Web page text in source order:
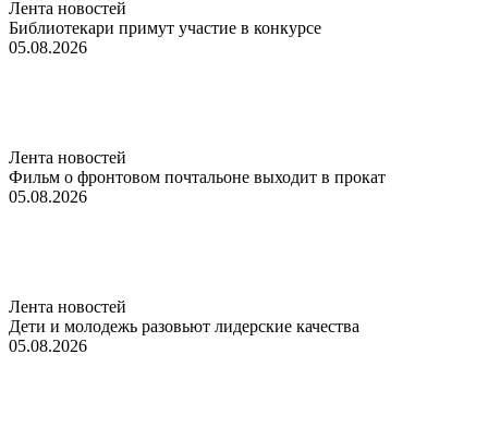
Лента новостей
Библиотекари примут участие в конкурсе
05.08.2026
Лента новостей
Фильм о фронтовом почтальоне выходит в прокат
05.08.2026
Лента новостей
Дети и молодежь разовьют лидерские качества
05.08.2026